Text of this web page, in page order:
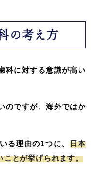
の考え方
科に対する意識が高い
のですが、海外ではか
る理由の1つに、日本
ことが挙げられます。